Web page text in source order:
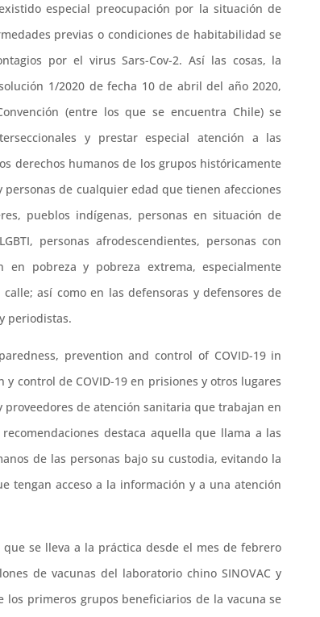
especial preocupación por la situación de
previas o condiciones de habitabilidad se
por el virus Sars-Cov-2. Así las cosas, la
1/2020 de fecha 10 de abril del año 2020,
(entre los que se encuentra Chile) se
y prestar especial atención a las
derechos humanos de los grupos históricamente
de cualquier edad que tienen afecciones
pueblos indígenas, personas en situación de
personas afrodescendientes, personas con
en pobreza y pobreza extrema, especialmente
así como en las defensoras y defensores de
periodistas.
prevention and control of COVID-19 in
control de COVID-19 en prisiones y otros lugares
de atención sanitaria que trabajan en
destaca aquella que llama a las
de las personas bajo su custodia, evitando la
tengan acceso a la información y a una atención
se lleva a la práctica desde el mes de febrero
de vacunas del laboratorio chino SINOVAC y
primeros grupos beneficiarios de la vacuna se